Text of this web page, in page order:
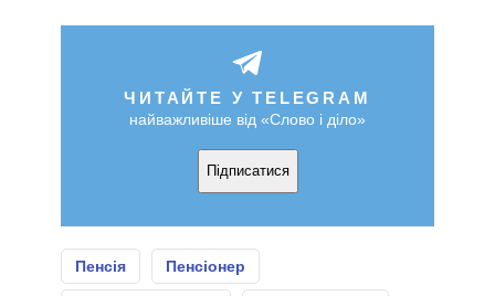
ЧИТАЙТЕ У TELEGRAM
найважливіше від «Слово і діло»
Підписатися
Пенсія Пенсіонер